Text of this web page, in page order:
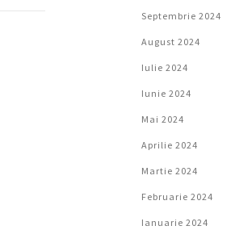
Septembrie 2024
August 2024
Iulie 2024
Iunie 2024
Mai 2024
Aprilie 2024
Martie 2024
Februarie 2024
Ianuarie 2024